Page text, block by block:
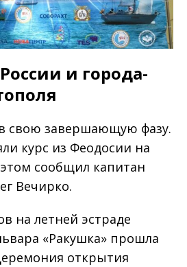
и города-
в свою завершающую фазу.
курс из Феодосии на
сообщил капитан
Вечирко.
на летней эстраде
«Ракушка» прошла
открытия